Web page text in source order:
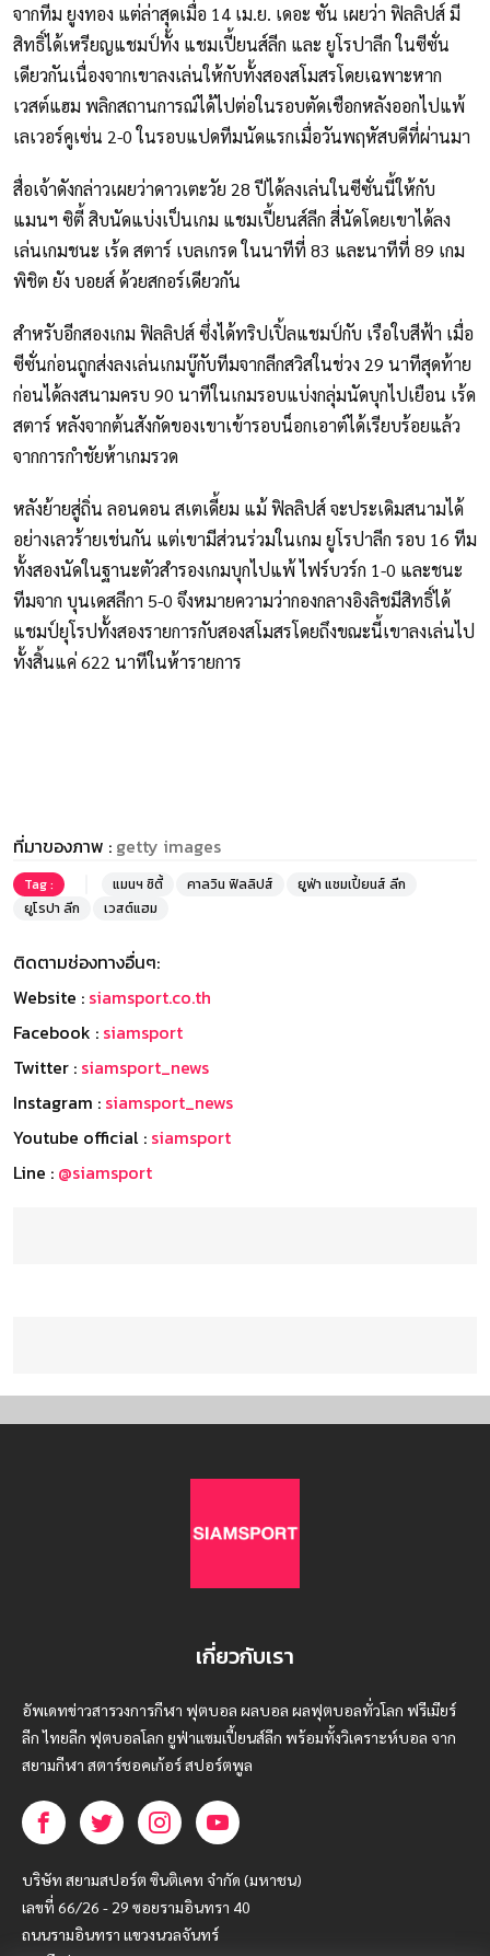
จากทีม ยูงทอง แต่ล่าสุดเมื่อ 14 เม.ย. เดอะ ซัน เผยว่า ฟิลลิปส์ มี
สิทธิ์ได้เหรียญแชมป์ทั้ง แชมเปี้ยนส์ลีก และ ยูโรปาลีก ในซีซั่น
เดียวกันเนื่องจากเขาลงเล่นให้กับทั้งสองสโมสรโดยเฉพาะหาก
เวสต์แฮม พลิกสถานการณ์ได้ไปต่อในรอบตัดเชือกหลังออกไปแพ้
เลเวอร์คูเซ่น 2-0 ในรอบแปดทีมนัดแรกเมื่อวันพฤหัสบดีที่ผ่านมา
สื่อเจ้าดังกล่าวเผยว่าดาวเตะวัย 28 ปีได้ลงเล่นในซีซั่นนี้ให้กับ
แมนฯ ซิตี้ สิบนัดแบ่งเป็นเกม แชมเปี้ยนส์ลีก สี่นัดโดยเขาได้ลง
เล่นเกมชนะ เร้ด สตาร์ เบลเกรด ในนาทีที่ 83 และนาทีที่ 89 เกม
พิชิต ยัง บอยส์ ด้วยสกอร์เดียวกัน
สำหรับอีกสองเกม ฟิลลิปส์ ซึ่งได้ทริปเปิ้ลแชมป์กับ เรือใบสีฟ้า เมื่อ
ซีซั่นก่อนถูกส่งลงเล่นเกมบู๊กับทีมจากลีกสวิสในช่วง 29 นาทีสุดท้าย
ก่อนได้ลงสนามครบ 90 นาทีในเกมรอบแบ่งกลุ่มนัดบุกไปเยือน เร้ด
สตาร์ หลังจากต้นสังกัดของเขาเข้ารอบน็อกเอาต์ได้เรียบร้อยแล้ว
จากการกำชัยห้าเกมรวด
หลังย้ายสู่ถิ่น ลอนดอน สเตเดี้ยม แม้ ฟิลลิปส์ จะประเดิมสนามได้
อย่างเลวร้ายเช่นกัน แต่เขามีส่วนร่วมในเกม ยูโรปาลีก รอบ 16 ทีม
ทั้งสองนัดในฐานะตัวสำรองเกมบุกไปแพ้ ไฟร์บวร์ก 1-0 และชนะ
ทีมจาก บุนเดสลีกา 5-0 จึงหมายความว่ากองกลางอิงลิชมีสิทธิ์ได้
แชมป์ยุโรปทั้งสองรายการกับสองสโมสรโดยถึงขณะนี้เขาลงเล่นไป
ทั้งสิ้นแค่ 622 นาทีในห้ารายการ
ที่มาของภาพ : getty images
Tag : แมนฯ ซิตี้ คาลวิน ฟิลลิปส์
ยูฟ่า แชมเปี้ยนส์ ลีก
ยูโรปา ลีก
เวสต์แฮม
ติดตามช่องทางอื่นๆ:
Website : siamsport.co.th
Facebook : siamsport
Twitter : siamsport_news
Instagram : siamsport_news
Youtube official : siamsport
Line : @siamsport
เกี่ยวกับเรา
อัพเดทข่าวสารวงการกีฬา ฟุตบอล ผลบอล ผลฟุตบอลทั่วโลก ฟรีเมียร์
ลีก ไทยลีก ฟุตบอลโลก ยูฟ่าแซมเปี้ยนส์ลีก พร้อมทั้งวิเคราะห์บอล จาก
สยามกีฬา สตาร์ชอคเก้อร์ สปอร์ตพูล
บริษัท สยามสปอร์ต ซินติเคท จำกัด (มหาชน)
เลขที่ 66/26 - 29 ซอยรามอินทรา 40
ถนนรามอินทรา แขวงนวลจันทร์